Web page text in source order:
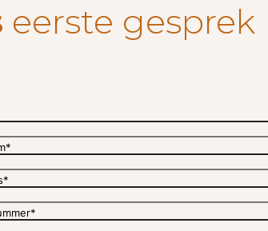
eerste gesprek